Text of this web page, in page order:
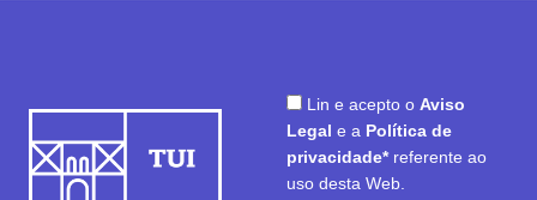
Lin e acepto o Aviso
Legal e a Política de
privacidade* referente ao
uso desta Web.